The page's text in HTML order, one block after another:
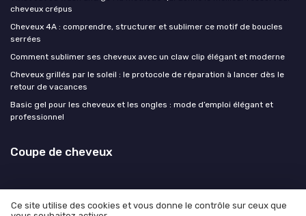
cheveux crépus
Cheveux 4A : comprendre, structurer et sublimer ce motif de boucles
serrées
Comment sublimer ses cheveux avec un claw clip élégant et moderne
Cheveux grillés par le soleil : le protocole de réparation à lancer dès le
retour de vacances
Basic gel pour les cheveux et les ongles : mode d’emploi élégant et
professionnel
Coupe de cheveux
Ce site utilise des cookies et vous donne le contrôle sur ceux que